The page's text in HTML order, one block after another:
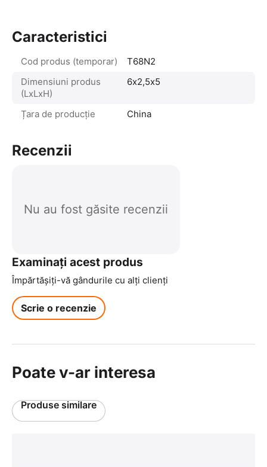
Caracteristici
Cod produs (temporar)
T68N2
Dimensiuni produs
(LxLxH)
6х2,5х5
Țara de producție China
Recenzii
Nu au fost găsite recenzii
Examinați acest produs
Împărtășiți-vă gândurile cu alți clienți
Scrie o recenzie
Poate v-ar interesa
Produse similare